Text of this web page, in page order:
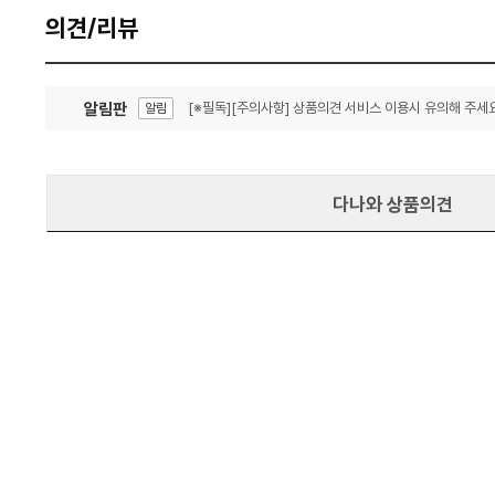
의견/리뷰
알림판 알림 [※필독][주의사항] 상품의견 서비스 이용시 유의해 주세
다나와 상품의견